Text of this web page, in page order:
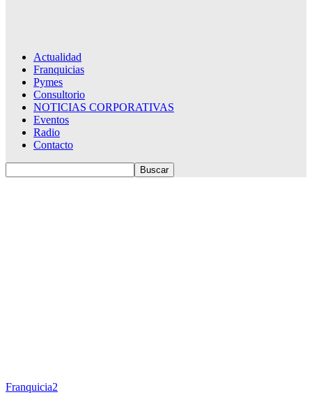
Actualidad
Franquicias
Pymes
Consultorio
NOTICIAS CORPORATIVAS
Eventos
Radio
Contacto
Franquicia2